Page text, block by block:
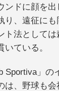
ンドに顔を
り、遠征に
ト法として
ている。
」の
は、野球も